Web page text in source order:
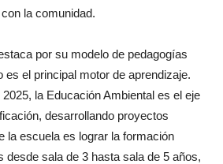
la comunidad.
por su modelo de pedagogías
es el principal motor de aprendizaje.
la Educación Ambiental es el eje
desarrollando proyectos
la escuela es lograr la formación
desde sala de 3 hasta sala de 5 años,